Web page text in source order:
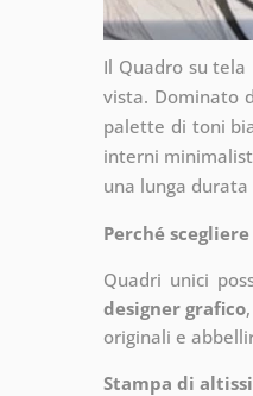
Il Quadro su
vista. Dominato
palette di toni
interni
una lunga
Perché
Quadri unici
designer grafico
originali e
Stampa di